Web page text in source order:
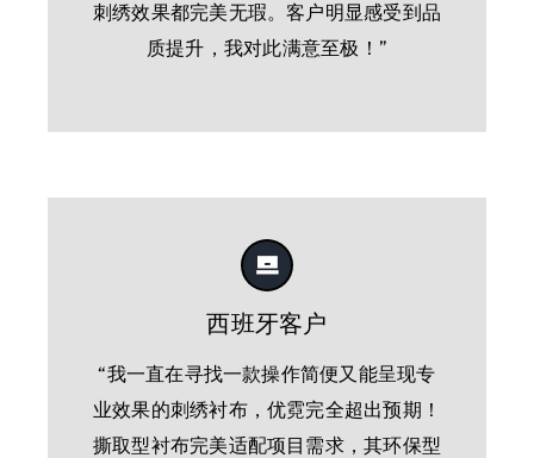
刺绣效果都完美无瑕。客户明显感受到品
质提升，我对此满意至极！”
西班牙客户
“我一直在寻找一款操作简便又能呈现专
业效果的刺绣衬布，优霓完全超出预期！
撕取型衬布完美适配项目需求，其环保型